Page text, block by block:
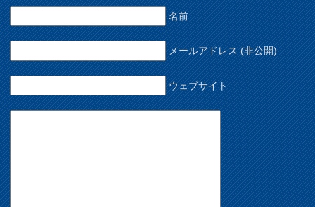
名前
メールアドレス (非公開)
ウェブサイト